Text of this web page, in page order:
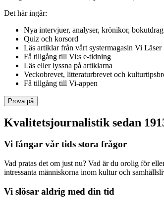
Det här ingår:
Nya intervjuer, analyser, krönikor,
Quiz och korsord
Läs artiklar från vårt systermagasin Vi Läser
Få tillgång till Vi:s e-tidning
Läs eller lyssna på artiklarna
Veckobrevet, litteraturbrevet och
Få tillgång till Vi-appen
Prova på
Kvalitetsjournalistik sedan
Vi fångar vår tids stora frågor
Vad pratas det om just nu? Vad är du orolig för
intressanta människorna inom kultur och
Vi slösar aldrig med din tid